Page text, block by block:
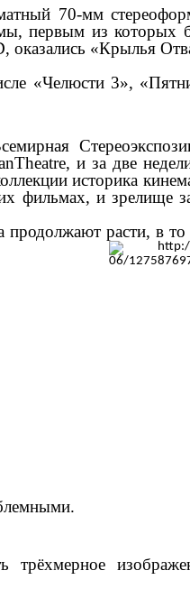
70-мм
первым из которых
«Крылья
«Челюсти 3»,
и за две
историка
фильмах, и зрелище
расти, в то